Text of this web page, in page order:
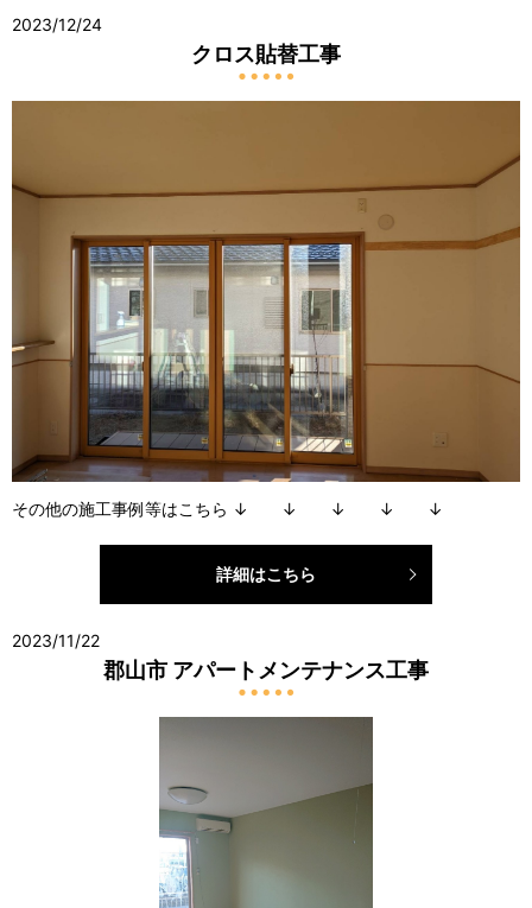
2023/12/24
クロス貼替工事
その他の施工事例等はこちら ↓ ↓ ↓ ↓ ↓
詳細はこちら
2023/11/22
郡山市 アパートメンテナンス工事